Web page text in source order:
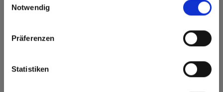
Notwendig
Präferenzen
Statistiken
rest of the world!